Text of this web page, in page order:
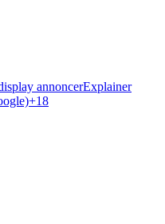
annoncerExplainer
+18